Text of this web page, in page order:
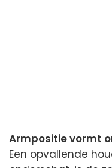
Armpositie vormt
Een opvallende